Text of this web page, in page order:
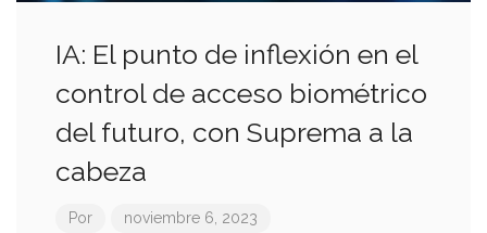
IA: El punto de inflexión en el
control de acceso biométrico
del futuro, con Suprema a la
cabeza
Por noviembre 6, 2023